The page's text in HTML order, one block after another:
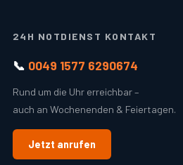
24H NOTDIENST KONTAKT
📞 0049 1577 6290674
Rund um die Uhr erreichbar –
auch an Wochenenden & Feiertagen.
Jetzt anrufen